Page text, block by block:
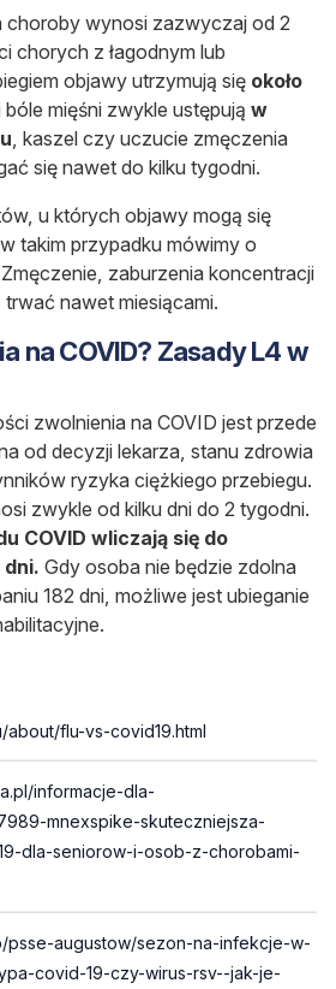
choroby wynosi zazwyczaj od 2
chorych z łagodnym lub
objawy utrzymują się około
mięśni zwykle ustępują w
, kaszel czy uczucie zmęczenia
się nawet do kilku tygodni.
u których objawy mogą się
takim przypadku mówimy o
zaburzenia koncentracji
nawet miesiącami.
na COVID? Zasady L4 w
zwolnienia na COVID jest przede
od decyzji lekarza, stanu zdrowia
ryzyka ciężkiego przebiegu.
zwykle od kilku dni do 2 tygodni.
COVID wliczają się do
dni. Gdy osoba nie będzie zdolna
182 dni, możliwe jest ubieganie
flu-vs-covid19.html
informacje-dla-
mnexspike-skuteczniejsza-
dla-seniorow-i-osob-z-chorobami-
psse-augustow/sezon-na-infekcje-w-
covid-19-czy-wirus-rsv--jak-je-